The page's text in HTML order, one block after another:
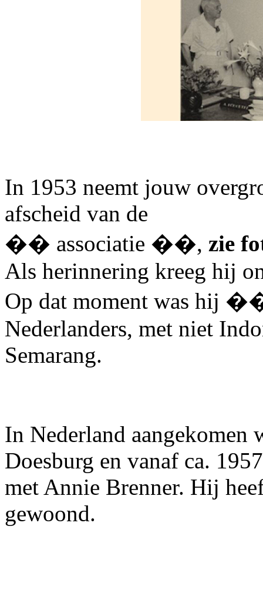
In 1953 neemt jouw
afscheid van de
�� associatie ��, zie
Als herinnering kreeg hij
Op dat moment was hij
Nederlanders, met niet
Semarang.
In Nederland aangekomen
Doesburg en vanaf ca.
met Annie Brenner. Hij
gewoond.